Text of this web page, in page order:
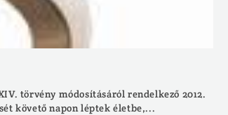
törvény módosításáról rendelkező 2012.
követő napon léptek életbe,...